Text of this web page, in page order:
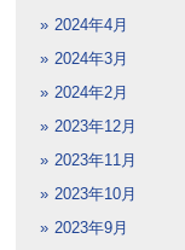
2024年4月
2024年3月
2024年2月
2023年12月
2023年11月
2023年10月
2023年9月